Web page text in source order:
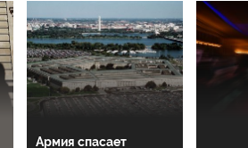
Армия спасает